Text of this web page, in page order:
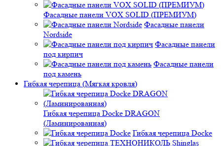
Фасадные панели VOX SOLID (ПРЕМИУМ)
Фасадные панели
Nordside
Фасадные панели
под кирпич
Фасадные панели
под камень
Гибкая черепица (Мягкая кровля)
Гибкая черепица Docke DRAGON
(Ламинированная)
Гибкая черепица Docke